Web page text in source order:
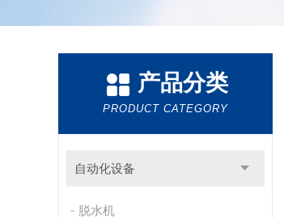
产品分类
PRODUCT CATEGORY
自动化设备
脱水机